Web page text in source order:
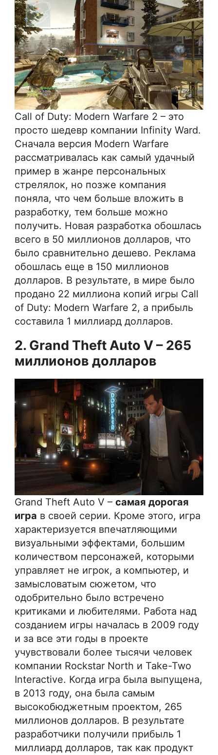
Call of Duty: Modern Warfare 2 – это
просто шедевр компании Infinity Ward.
Сначала версия Modern Warfare
рассматривалась как самый удачный
пример в жанре персональных
стрелялок, но позже компания
поняла, что чем больше вложить в
разработку, тем больше можно
получить. Новая разработка обошлась
всего в 50 миллионов долларов, что
было сравнительно дешево. Реклама
обошлась еще в 150 миллионов
долларов. В результате, в мире было
продано 22 миллиона копий игры Call
of Duty: Modern Warfare 2, а прибыль
составила 1 миллиард долларов.
2. Grand Theft Auto V – 265
миллионов долларов
Grand Theft Auto V – самая дорогая
игра в своей серии. Кроме этого, игра
характеризуется впечатляющими
визуальными эффектами, большим
количеством персонажей, которыми
управляет не игрок, а компьютер, и
замысловатым сюжетом, что
одобрительно было встречено
критиками и любителями. Работа над
созданием игры началась в 2009 году
и за все эти годы в проекте
учувствовали более тысячи человек
компании Rockstar North и Take-Two
Interactive. Когда игра была выпущена,
в 2013 году, она была самым
высокобюджетным проектом, 265
миллионов долларов. В результате
разработчики получили прибыль 1
миллиард долларов, так как продукт